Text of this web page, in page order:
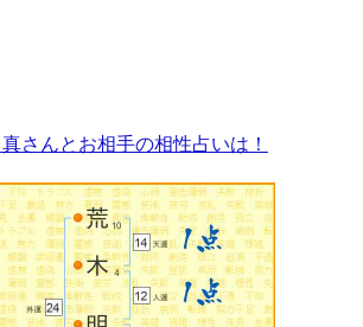
さんとお相手の相性占いは！